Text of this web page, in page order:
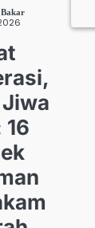
Bakar
16